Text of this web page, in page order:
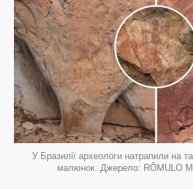
У Бразилії археологи натрапили на
малюнок. Джерело: RÔMULO